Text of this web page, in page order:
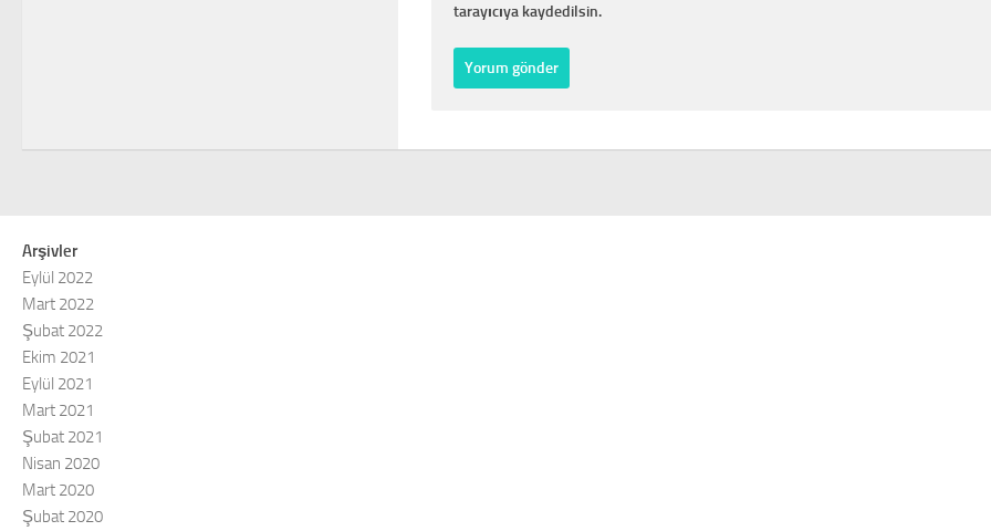
tarayıcıya kaydedilsin.
Arşivler
Eylül 2022
Mart 2022
Şubat 2022
Ekim 2021
Eylül 2021
Mart 2021
Şubat 2021
Nisan 2020
Mart 2020
Şubat 2020